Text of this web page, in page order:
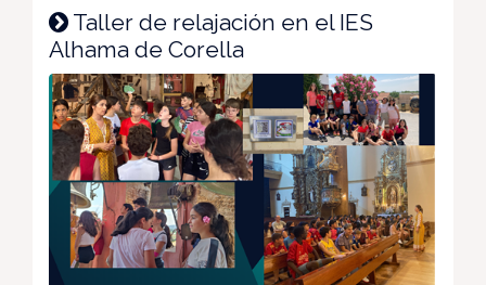
Taller de relajación en el IES
Alhama de Corella